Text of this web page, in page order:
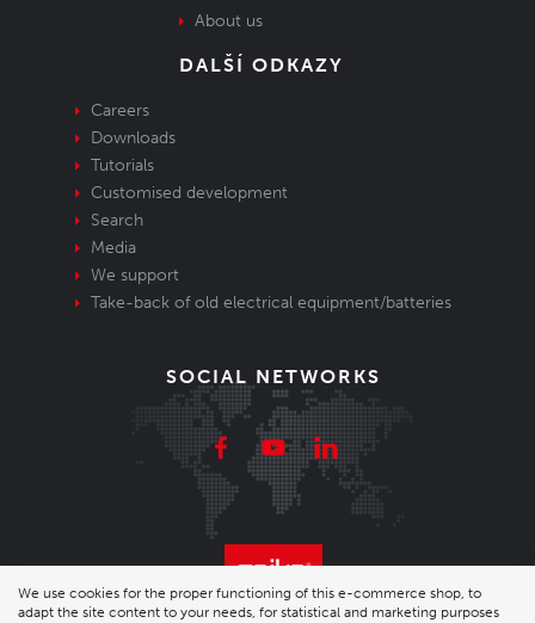
About us
DALŠÍ ODKAZY
Careers
Downloads
Tutorials
Customised development
Search
Media
We support
Take-back of old electrical equipment/batteries
SOCIAL NETWORKS
We use cookies for the proper functioning of this e-commerce shop, to
adapt the site content to your needs, for statistical and marketing purposes